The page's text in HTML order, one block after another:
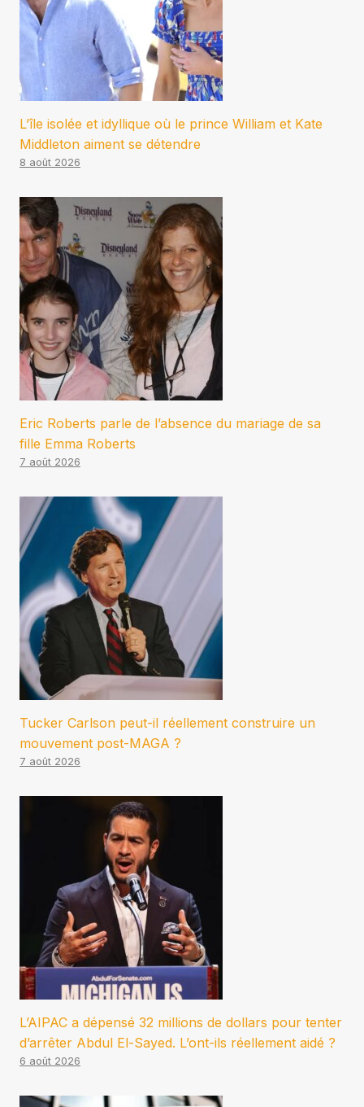
L’île isolée et idyllique où le prince William et Kate
Middleton aiment se détendre
8 août 2026
Eric Roberts parle de l’absence du mariage de sa
fille Emma Roberts
7 août 2026
Tucker Carlson peut-il réellement construire un
mouvement post-MAGA ?
7 août 2026
L’AIPAC a dépensé 32 millions de dollars pour tenter
d’arrêter Abdul El-Sayed. L’ont-ils réellement aidé ?
6 août 2026